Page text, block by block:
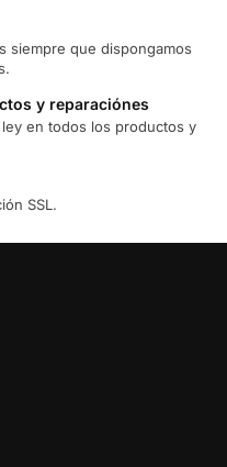
siempre que dispongamos
y reparaciónes
ley en todos los productos y
SSL.